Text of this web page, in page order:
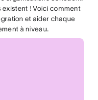
! Voici comment
et aider chaque
à niveau.